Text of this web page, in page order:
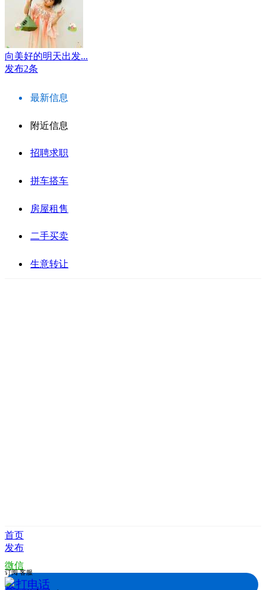
向美好的明天出发...
发布2条
最新信息
附近信息
招聘求职
拼车搭车
房屋租售
二手买卖
生意转让
首页
发布
微信
拨打电话
订阅 客服